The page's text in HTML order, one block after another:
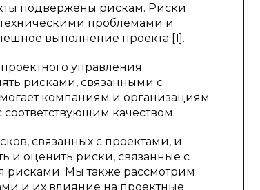
подвержены рискам. Риски
техническими проблемами и
выполнение проекта [1].
управления.
рисками, связанными с
компаниям и организациям
качеством.
связанных с проектами, и
и оценить риски, связанные с
рисками. Мы также рассмотрим
и их влияние на проектные